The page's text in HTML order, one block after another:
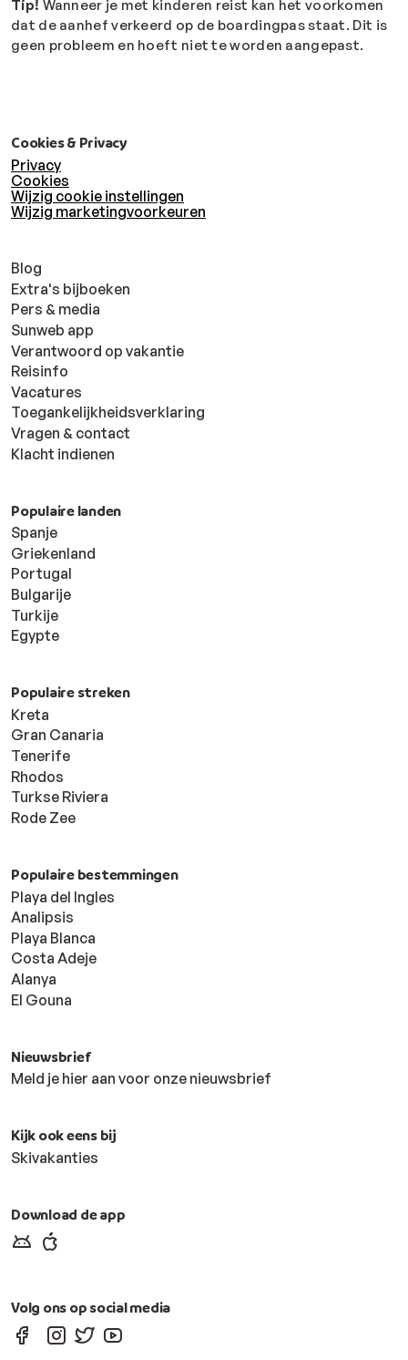
Tip! Wanneer je met kinderen reist kan het voorkomen
dat de aanhef verkeerd op de boardingpas staat. Dit is
geen probleem en hoeft niet te worden aangepast.
Cookies & Privacy
Privacy
Cookies
Wijzig cookie instellingen
Wijzig marketingvoorkeuren
Blog
Extra's bijboeken
Pers & media
Sunweb app
Verantwoord op vakantie
Reisinfo
Vacatures
Toegankelijkheidsverklaring
Vragen & contact
Klacht indienen
Populaire landen
Spanje
Griekenland
Portugal
Bulgarije
Turkije
Egypte
Populaire streken
Kreta
Gran Canaria
Tenerife
Rhodos
Turkse Riviera
Rode Zee
Populaire bestemmingen
Playa del Ingles
Analipsis
Playa Blanca
Costa Adeje
Alanya
El Gouna
Nieuwsbrief
Meld je hier aan voor onze nieuwsbrief
Kijk ook eens bij
Skivakanties
Download de app
Volg ons op social media